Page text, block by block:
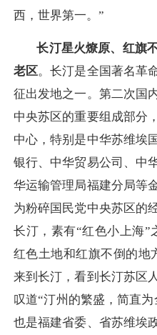
西，世界第一。”
长汀星火燎原、红旗
老区。长汀是全国著名革
征出发地之一。第二次国
中央苏区的重要组成部分
中心，特别是中华苏维埃
银行、中华贸易公司、中
华运输管理局福建分局等
为粉碎国民党中央苏区的
长汀，素有“红色小上海”
红色土地和红旗不倒的地
来到长汀，看到长汀苏区
叹道“汀州的繁盛，简直
也是福建省委、省苏维埃